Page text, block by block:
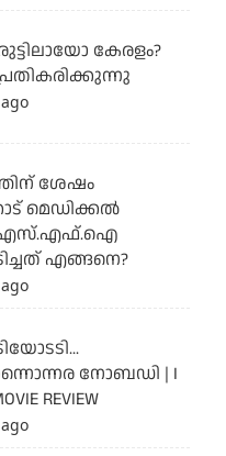
കേരളം?
ശേഷം
മെഡിക്കൽ
എസ്.എഫ്.ഐ
എങ്ങനെ?
നോബഡി | I
REVIEW